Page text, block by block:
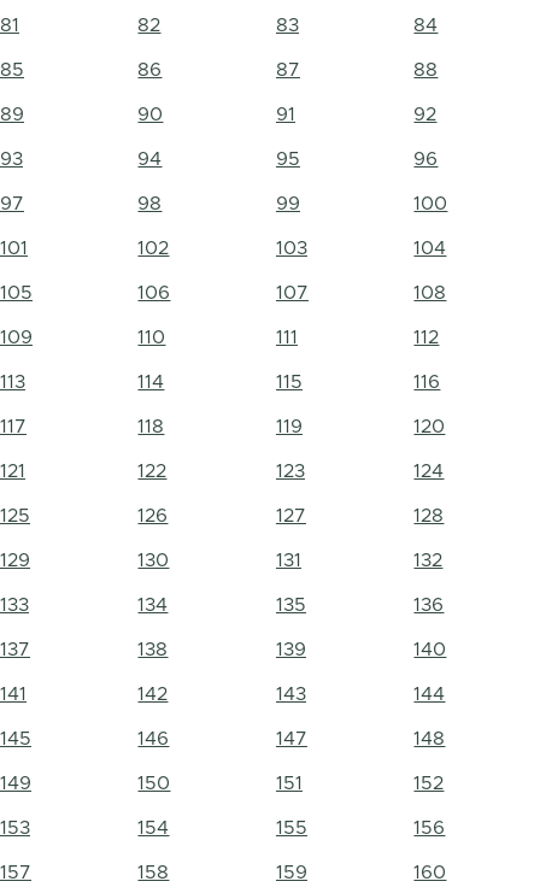
81 82 83 84
85 86 87 88
89 90 91 92
93 94 95 96
97 98 99 100
101 102 103 104
105 106 107 108
109 110 111 112
113 114 115 116
117 118 119 120
121 122 123 124
125 126 127 128
129 130 131 132
133 134 135 136
137 138 139 140
141 142 143 144
145 146 147 148
149 150 151 152
153 154 155 156
157 158 159
160